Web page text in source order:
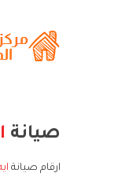
صيانة
ارقام صيانة